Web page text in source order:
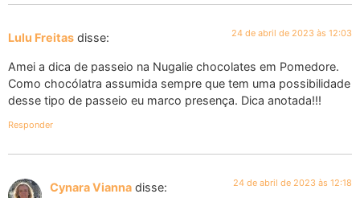
Lulu Freitas disse: 24 de abril de 2023 às 12:03
Amei a dica de passeio na Nugalie chocolates em Pomedore.
Como chocólatra assumida sempre que tem uma possibilidade
desse tipo de passeio eu marco presença. Dica anotada!!!
Responder
Cynara Vianna disse: 24 de abril de 2023 às 12:18